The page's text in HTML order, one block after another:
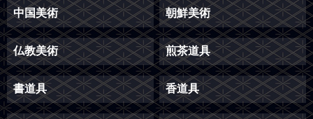
中国美術 朝鮮美術
仏教美術 煎茶道具
書道具 香道具